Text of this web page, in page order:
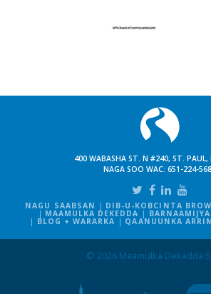
400 WABASHA ST. N #240, ST. PAUL,
NAGA SOO WAC: 651-224-
NAGU SAABSAN DIB-U-KOBCINTA
MAAMULKA DEKEDDA
BLOG + WARARKA QAANUUNKA
© 2026 Maamulka Dekadda